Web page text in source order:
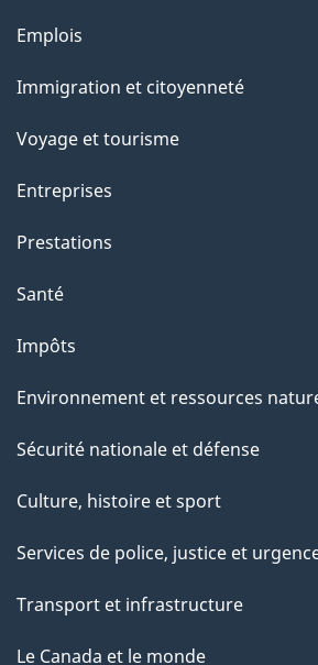
r
a
c
i
o
s
u
c
e
t
e
a
g
Thèmes
sujets
Emplois
Immigration et citoyenneté
Voyage et tourisme
Entreprises
Prestations
Santé
Impôts
Environnement et ressources
Sécurité nationale et défense
Culture, histoire et sport
Services de police, justice et
Transport et infrastructure
Le Canada et le monde